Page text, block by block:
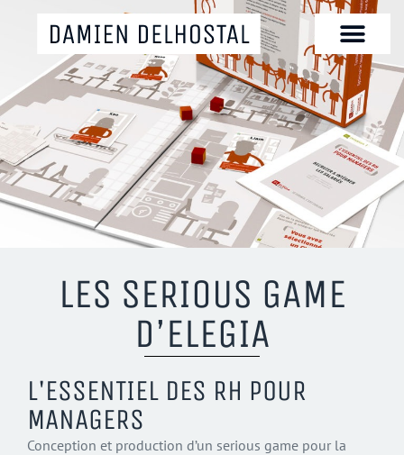
LES SERIOUS GAME
D’ELEGIA
L'ESSENTIEL DES RH POUR
MANAGERS
Conception et production d’un serious game pour la